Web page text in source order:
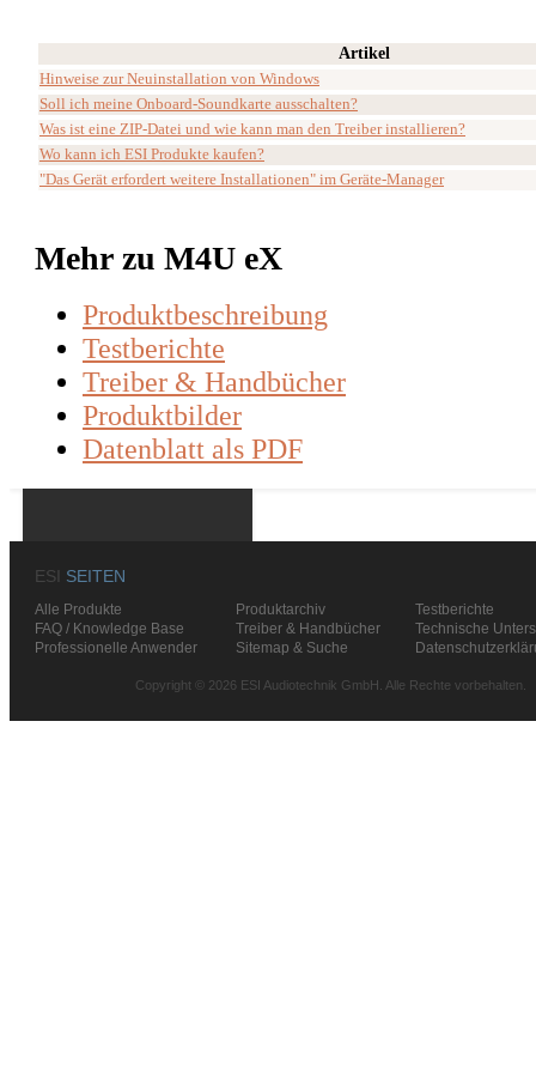
Artikel
Hinweise zur Neuinstallation von Windows
Soll ich meine Onboard-Soundkarte ausschalten?
Was ist eine ZIP-Datei und wie kann man den Treiber installieren?
Wo kann ich ESI Produkte kaufen?
"Das Gerät erfordert weitere Installationen" im Geräte-Manager
Mehr zu M4U eX
Produktbeschreibung
Testberichte
Treiber & Handbücher
Produktbilder
Datenblatt als PDF
ESI SEITEN
Alle Produkte Produktarchiv
Testberichte
FAQ / Knowledge Base
Treiber & Handbücher
Technische
Professionelle Anwender
Sitemap & Suche
Copyright © 2026 ESI Audiotechnik GmbH. Alle Rechte vorbehalten.